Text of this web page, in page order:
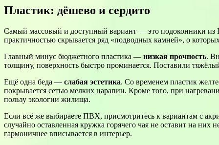
Пластик: дёшево и сердито
Самый массовый и доступный вариант — это подоконники из
практичностью скрывается ряд «подводных камней», о
Главный минус бюджетного пластика — низкая прочность.
толщину, поверхность быстро проминается. Поставили
Ещё одна беда — слабая эстетика. Со временем пластик
покрывается сетью мелких царапин. Кроме того, при
пользу экологии жилища.
Если всё же выбираете ПВХ, присмотритесь к вариантам с
случайно оставленная кружка горячего чая не оставит на
гармоничнее вписывается в интерьер.